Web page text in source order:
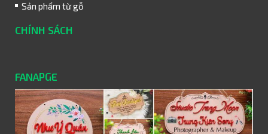
Sản phẩm từ gỗ
CHÍNH SÁCH
FANAPGE